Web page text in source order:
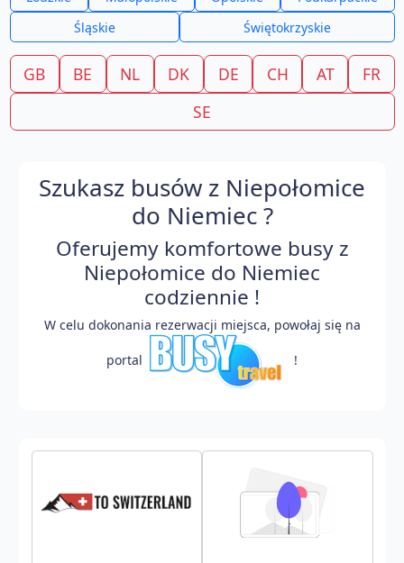
Śląskie
Świętokrzyskie
GB BE NL DK DE CH AT
FR
SE
Szukasz busów z Niepołomice
do Niemiec ?
Oferujemy komfortowe busy z
Niepołomice do Niemiec
codziennie !
W celu dokonania rezerwacji miejsca, powołaj się na
portal !